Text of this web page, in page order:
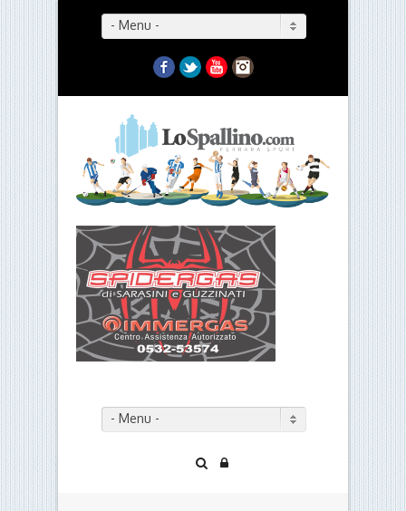
- Menu -
Facebook
TwitterYouTubeInstagram
- Menu -